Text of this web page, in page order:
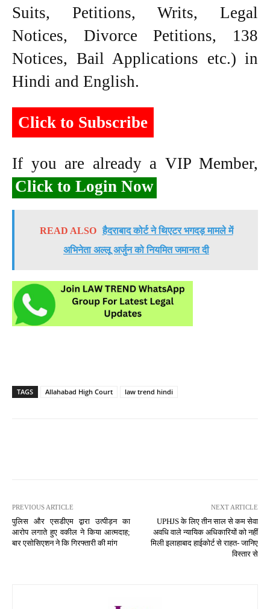
Suits, Petitions, Writs, Legal
Notices, Divorce Petitions, 138
Notices, Bail Applications etc.) in
Hindi and English.
Click to Subscribe
If you are already a VIP Member,
Click to Login Now
READ ALSO हैदराबाद कोर्ट ने थिएटर भगदड़ मामले में
अभिनेता अल्लू अर्जुन को नियमित जमानत दी
TAGS Allahabad High Court law trend hindi
PREVIOUS ARTICLE
पुलिस और एसडीएम द्वारा उत्पीड़न का
आरोप लगाते हुए वकील ने किया आत्मदाह;
बार एसोसिएशन ने कि गिरफ्तारी की मांग
NEXT ARTICLE
UPHJS के लिए तीन साल से कम सेवा
अवधि वाले न्यायिक अधिकारियों को नहीं
मिली इलाहाबाद हाईकोर्ट से राहत- जानिए
विस्तार से